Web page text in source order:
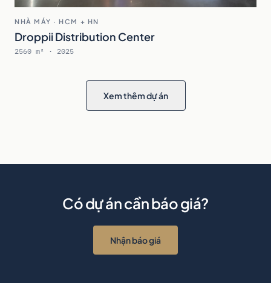
NHÀ MÁY · HCM + HN
Droppii Distribution Center
2560 m² · 2025
Xem thêm dự án
Có dự án cần báo giá?
Nhận báo giá